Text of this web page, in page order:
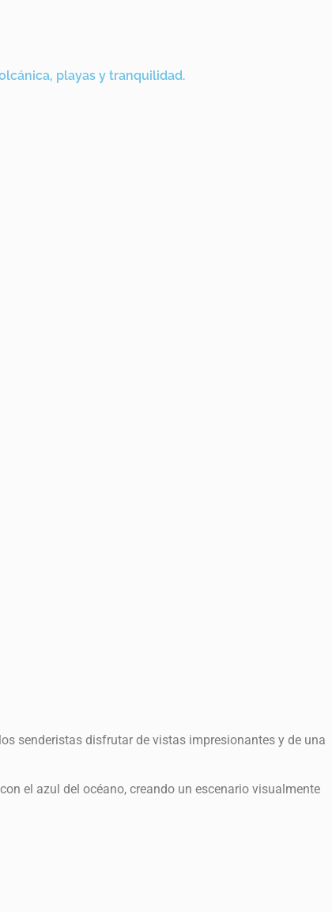
playas y tranquilidad.
senderistas disfrutar de vistas impresionantes y de una
el azul del océano, creando un escenario visualmente